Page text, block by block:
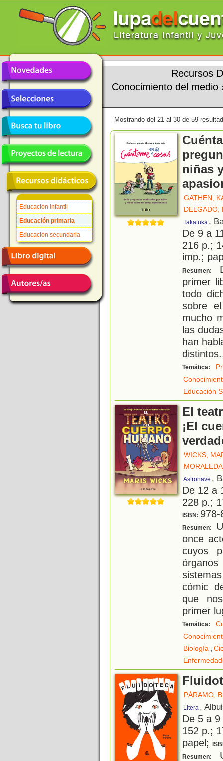
Educación infantil
Educación primaria
Educación secundaria
Recursos
Conocimiento del medio
Mostrando del 21 al 30 de 59
niñas
GATHEN,
DELGADO,
Takatuka ,
De 9 a
216 p.;
imp.;
Resumen:
primer
todo
sobre
mucho
las
han
distintos
Temática:
Educación
El
¡El
WICKS,
Astronave ,
De 12 a
228 p.;
ISBN: 978-
Resumen:
once
cuyos
cómic
que
primer
Temática:
Biología ,
PÁRAMO,
Litera ,
De 5 a
152 p.;
papel;
Resumen: